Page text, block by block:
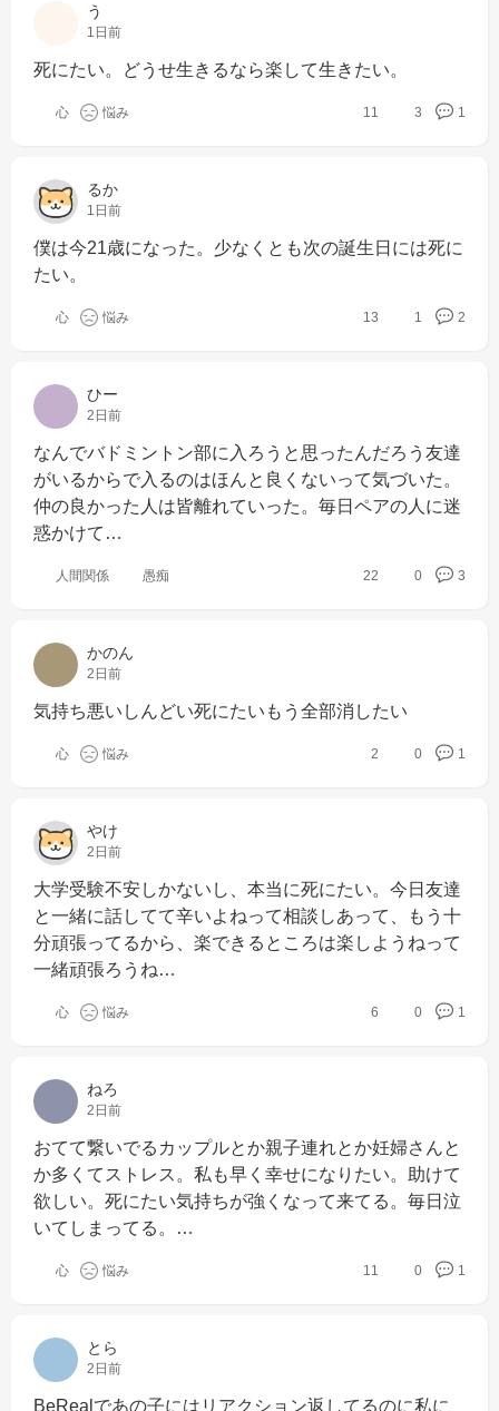
う
1日前
死にたい。どうせ生きるなら楽して生きたい。
心 悩み 11 3 1
るか
1日前
僕は今21歳になった。少なくとも次の誕生日には死に
たい。
心 悩み 13 1 2
ひー
2日前
なんでバドミントン部に入ろうと思ったんだろう友達
がいるからで入るのはほんと良くないって気づいた。
仲の良かった人は皆離れていった。毎日ペアの人に迷
惑かけて…
人間関係 愚痴 22 0 3
かのん
2日前
気持ち悪いしんどい死にたいもう全部消したい
心 悩み 2 0 1
やけ
2日前
大学受験不安しかないし、本当に死にたい。今日友達
と一緒に話してて辛いよねって相談しあって、もう十
分頑張ってるから、楽できるところは楽しようねって
一緒頑張ろうね…
心 悩み 6 0 1
ねろ
2日前
おてて繋いでるカップルとか親子連れとか妊婦さんと
か多くてストレス。私も早く幸せになりたい。助けて
欲しい。死にたい気持ちが強くなって来てる。毎日泣
いてしまってる。…
心 悩み 11 0 1
とら
2日前
BeRealであの子にはリアクション返してるのに私に